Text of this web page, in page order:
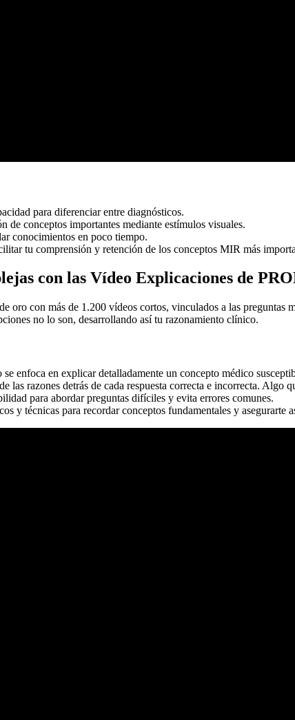
para diferenciar entre diagnósticos.
de conceptos importantes mediante estímulos visuales.
conocimientos en poco tiempo.
tu comprensión y retención de los conceptos MIR más
con las Vídeo Explicaciones de
oro con más de 1.200 vídeos cortos, vinculados a las preguntas
no lo son, desarrollando así tu razonamiento clínico.
se enfoca en explicar detalladamente un concepto médico
las razones detrás de cada respuesta correcta e incorrecta. Algo
para abordar preguntas difíciles y evita errores comunes.
y técnicas para recordar conceptos fundamentales y asegurarte